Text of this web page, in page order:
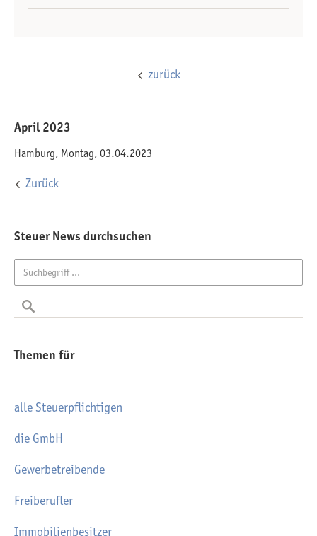
zurück
April 2023
Hamburg, Montag, 03.04.2023
Zurück
Steuer News durchsuchen
Themen für
alle Steuerpflichtigen
die GmbH
Gewerbetreibende
Freiberufler
Immobilienbesitzer